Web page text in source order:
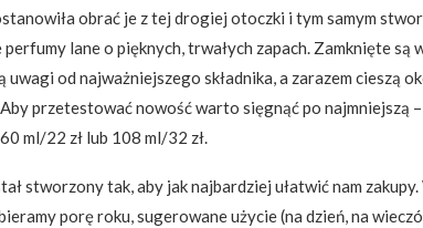
obrać je z tej drogiej otoczki i tym samym
perfumy lane o pięknych, trwałych zapach. Zamknięte są
od najważniejszego składnika, a zarazem cieszą
przetestować nowość warto sięgnąć po najmniejszą –
ml/22 zł lub 108 ml/32 zł.
stworzony tak, aby jak najbardziej ułatwić nam
porę roku, sugerowane użycie (na dzień, na